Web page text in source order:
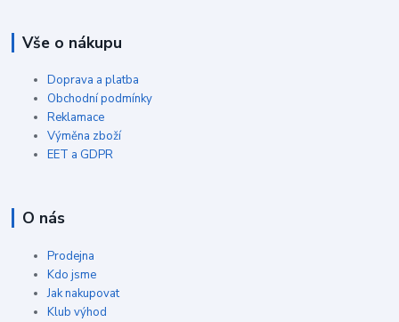
Vše o nákupu
Doprava a platba
Obchodní podmínky
Reklamace
Výměna zboží
EET a GDPR
O nás
Prodejna
Kdo jsme
Jak nakupovat
Klub výhod